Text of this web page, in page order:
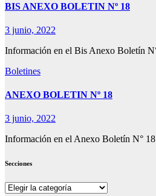
BIS ANEXO BOLETIN Nº 18
3 junio, 2022
Información en el Bis Anexo Boletín
Boletines
ANEXO BOLETIN Nº 18
3 junio, 2022
Información en el Anexo Boletín N° 18
Secciones
Secciones